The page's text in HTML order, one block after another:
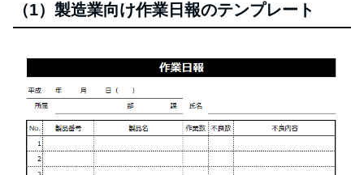
（1）製造業向け作業日報のテンプレート